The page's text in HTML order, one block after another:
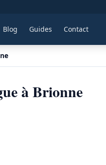
Blog Guides Contact
à Brionne